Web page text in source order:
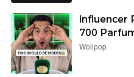
Influencer
700
Wolipop